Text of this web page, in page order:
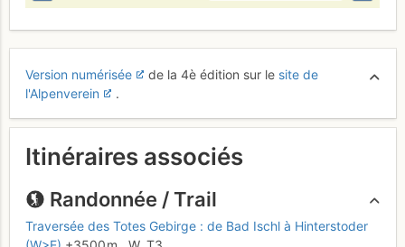
Version numérisée de la 4è édition sur le site de
l'Alpenverein
.
Itinéraires associés
Randonnée / Trail
Traversée des Totes Gebirge : de Bad Ischl à Hinterstoder